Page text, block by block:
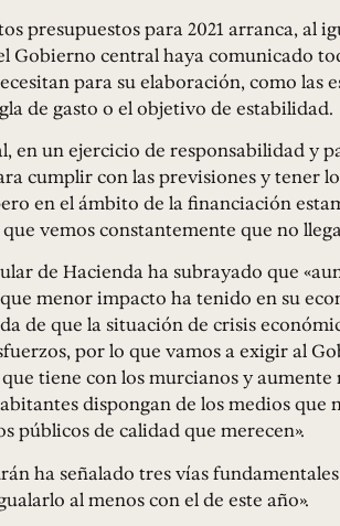
presupuestos para 2021 arranca, al
Gobierno central haya comunicado
para su elaboración, como las
de gasto o el objetivo de estabilidad.
en un ejercicio de responsabilidad y
cumplir con las previsiones y tener
en el ámbito de la financiación
vemos constantemente que no
de Hacienda ha subrayado que
menor impacto ha tenido en su
de que la situación de crisis
por lo que vamos a exigir al
tiene con los murcianos y aumente
dispongan de los medios que
públicos de calidad que merecen».
ha señalado tres vías
al menos con el de este año».